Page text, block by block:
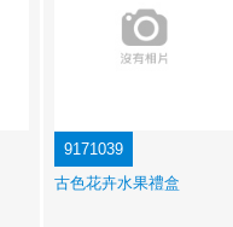
9171039
古色花卉水果禮盒